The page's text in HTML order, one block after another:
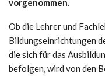
vorgenommen.
Ob die Lehrer und
Bildungseinrichtungen
die sich für das
befolgen, wird von den